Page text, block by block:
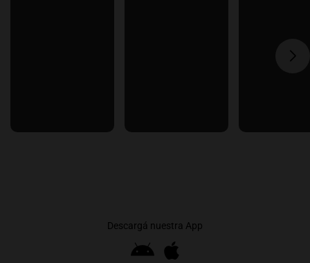
Descargá nuestra App